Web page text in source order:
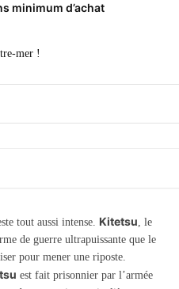
minimum d’achat
mer !
tout aussi intense. Kitetsu, le
de guerre ultrapuissante que le
pour mener une riposte.
est fait prisonnier par l’armée